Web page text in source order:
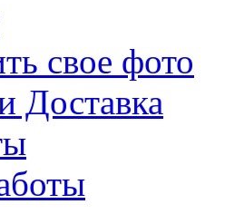
свое фото
Доставка